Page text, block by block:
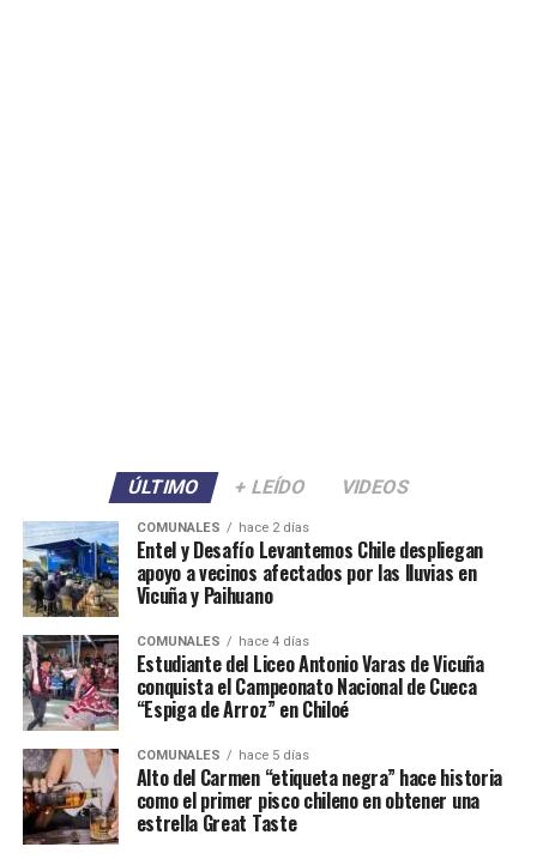
ÚLTIMO + LEÍDO VIDEOS
COMUNALES hace 2 días
Entel y Desafío Levantemos Chile despliegan
apoyo a vecinos afectados por las lluvias en
Vicuña y Paihuano
COMUNALES hace 4 días
Estudiante del Liceo Antonio Varas de Vicuña
conquista el Campeonato Nacional de Cueca
“Espiga de Arroz” en Chiloé
COMUNALES hace 5 días
Alto del Carmen “etiqueta negra” hace historia
como el primer pisco chileno en obtener una
estrella Great Taste